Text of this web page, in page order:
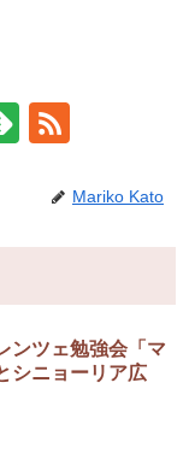
Mariko Kato
ンツェ勉強会「マ
シニョーリア広